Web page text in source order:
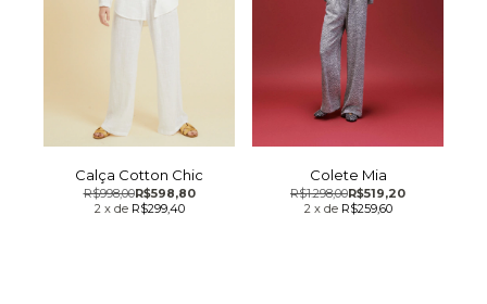
Calça Cotton Chic
R$598,80
R$998,00
2 x de R$299,40
Colete Mia
R$519,20
R$1.298,00
2 x de R$259,60